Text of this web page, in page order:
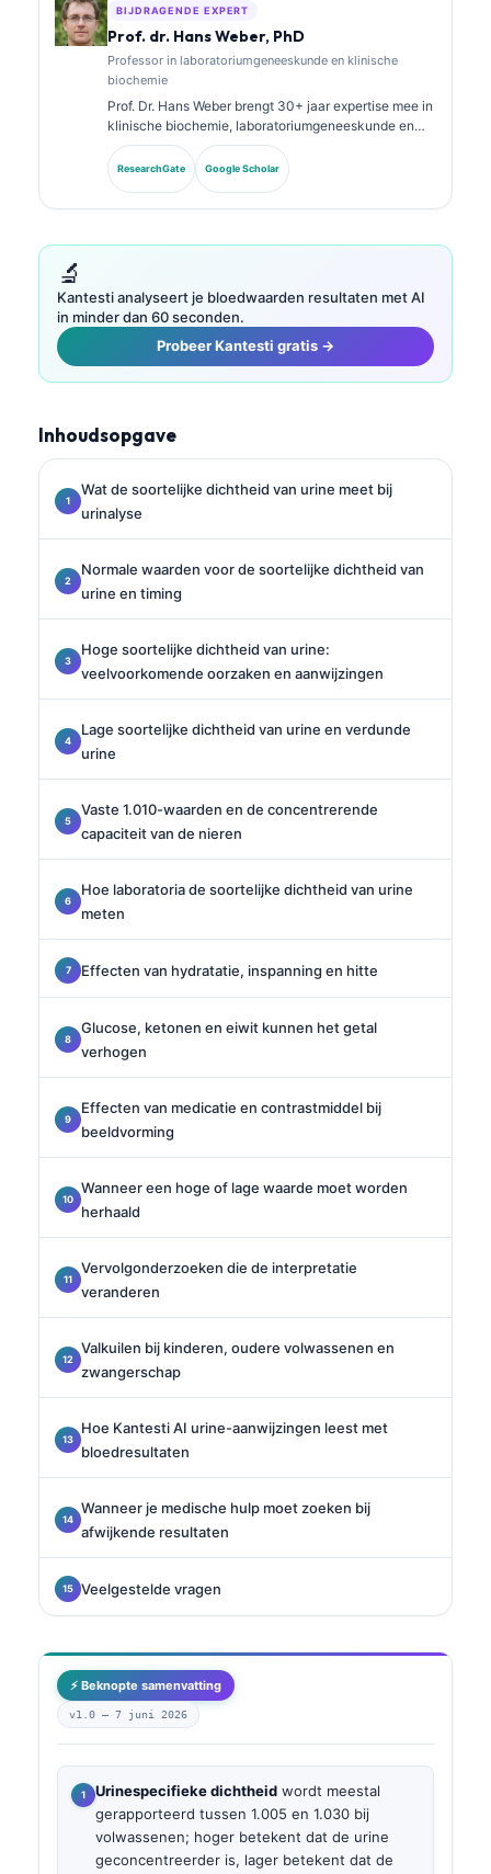
BIJDRAGENDE EXPERT
Prof. dr. Hans Weber, PhD
Professor in laboratoriumgeneeskunde en klinische
biochemie
Prof. Dr. Hans Weber brengt 30+ jaar expertise mee in
klinische biochemie, laboratoriumgeneeskunde en
biomarkeronderzoek. Voormalig president van de
Duitse Vereniging voor Klinische Chemie, hij is
gespecialiseerd in analyse van diagnostische panels,
ResearchGate Google Scholar
🔬
Kantesti analyseert je bloedwaarden resultaten met AI
in minder dan 60 seconden.
Probeer Kantesti gratis →
Inhoudsopgave
Wat de soortelijke dichtheid van urine meet bij
urinalyse
Normale waarden voor de soortelijke dichtheid van
urine en timing
Hoge soortelijke dichtheid van urine:
veelvoorkomende oorzaken en aanwijzingen
Lage soortelijke dichtheid van urine en verdunde
urine
Vaste 1.010-waarden en de concentrerende
capaciteit van de nieren
Hoe laboratoria de soortelijke dichtheid van urine
meten
Effecten van hydratatie, inspanning en hitte
Glucose, ketonen en eiwit kunnen het getal
verhogen
Effecten van medicatie en contrastmiddel bij
beeldvorming
Wanneer een hoge of lage waarde moet worden
herhaald
Vervolgonderzoeken die de interpretatie
veranderen
Valkuilen bij kinderen, oudere volwassenen en
zwangerschap
Hoe Kantesti AI urine-aanwijzingen leest met
bloedresultaten
Wanneer je medische hulp moet zoeken bij
afwijkende resultaten
Veelgestelde vragen
⚡ Beknopte samenvatting
v1.0 — 7 juni 2026
Urinespecifieke dichtheid wordt meestal
gerapporteerd tussen 1.005 en 1.030 bij
volwassenen; hoger betekent dat de urine
geconcentreerder is, lager betekent dat de